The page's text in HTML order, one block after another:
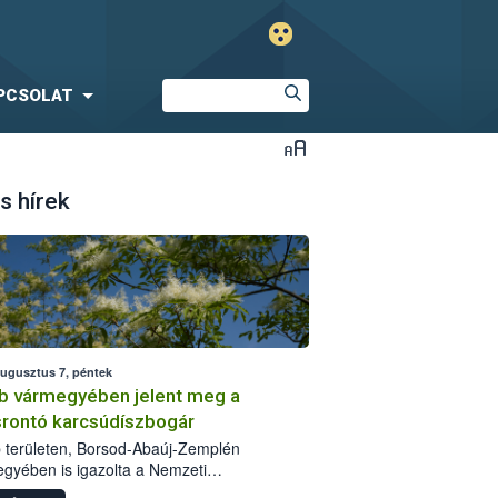
hírek
7, péntek
vármegyében jelent meg a
karcsúdíszbogár
területen, Borsod-Abaúj-Zemplén
is igazolta a Nemzeti
biztonsági Hivatal (Nébih) a